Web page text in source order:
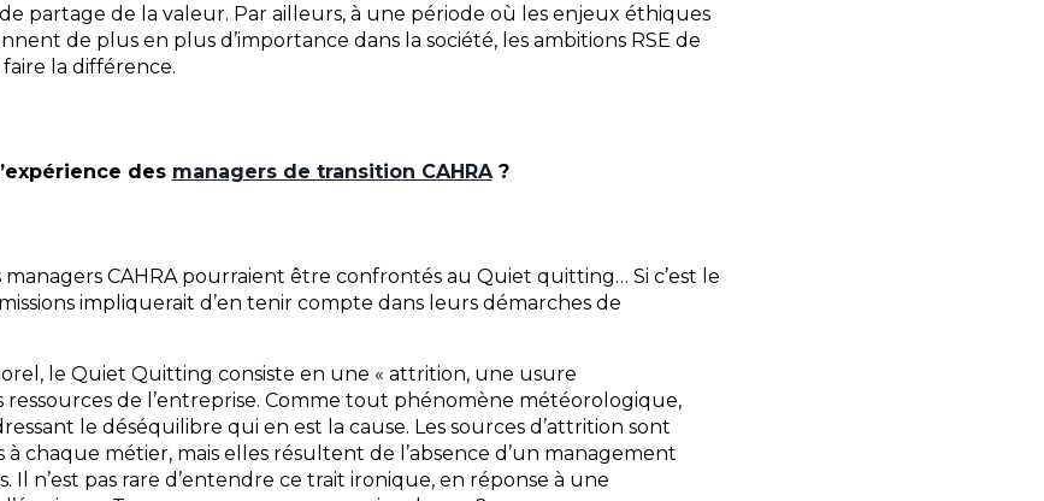
partage de la valeur. Par ailleurs, à une période où les enjeux éthiques
de plus en plus d’importance dans la société, les ambitions RSE de
faire la différence.
des managers de transition CAHRA?
managers CAHRA pourraient être confrontés au Quiet quitting… Si c’est le
impliquerait d’en tenir compte dans leurs démarches de
le Quiet Quitting consiste en une « attrition, une usure
de l’entreprise. Comme tout phénomène météorologique,
le déséquilibre qui en est la cause. Les sources d’attrition sont
chaque métier, mais elles résultent de l’absence d’un management
Il n’est pas rare d’entendre ce trait ironique, en réponse à une